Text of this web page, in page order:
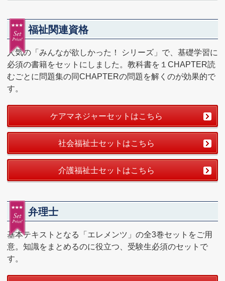
福祉関連資格
人気の「みんなが欲しかった！ シリーズ」で、基礎学習に
必須の書籍をセットにしました。教科書を１CHAPTER読
むごとに問題集の同CHAPTERの問題を解くのが効果的で
す。
ケアマネジャーセットはこちら
社会福祉士セットはこちら
介護福祉士セットはこちら
弁理士
基本テキストとなる「エレメンツ」の全3巻セットをご用
意。知識をまとめるのに役立つ、受験生必須のセットで
す。